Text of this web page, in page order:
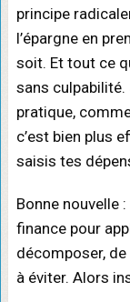
principe
l’épargne en
soit. Et tout ce
sans culpabilité.
pratique,
c’est bien plus
saisis tes
Bonne nouvelle
finance pour
décomposer, de
à éviter. Alors